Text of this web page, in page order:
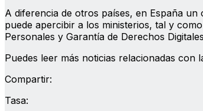
A diferencia de otros países, en España
puede apercibir a los ministerios, tal y
Personales y Garantía de Derechos
Puedes leer más noticias relacionadas con
Compartir:
Tasa: